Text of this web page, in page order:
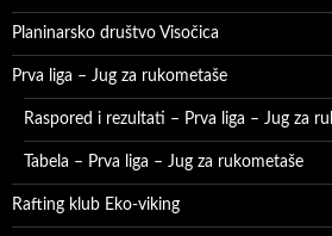
Planinarsko društvo Visočica
Prva liga – Jug za rukometaše
Raspored i rezultati – Prva liga – Jug za
Tabela – Prva liga – Jug za rukometaše
Rafting klub Eko-viking